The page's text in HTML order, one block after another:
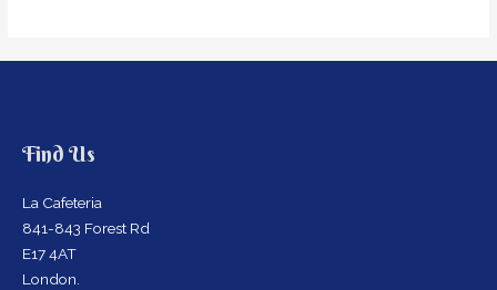
Find Us
La Cafeteria
841-843 Forest Rd
E17 4AT
London.